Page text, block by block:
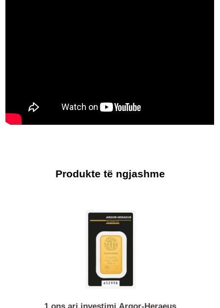
Produkte të ngjashme